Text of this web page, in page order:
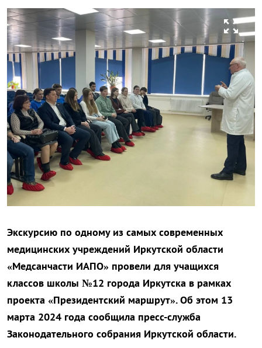
zoom_out_map
Экскурсию по одному из самых современных
медицинских учреждений Иркутской области
«Медсанчасти ИАПО» провели для учащихся
классов школы №12 города Иркутска в рамках
проекта «Президентский маршрут». Об этом 13
марта 2024 года сообщила пресс-служба
Законодательного собрания Иркутской области.